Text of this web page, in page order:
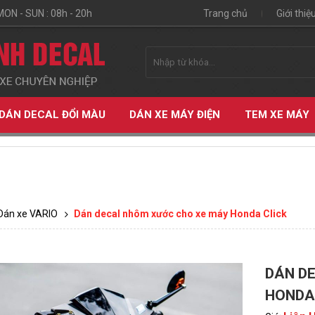
- SUN : 08h - 20h Trang chủ Giới thiệu
DÁN DECAL ĐỔI MÀU DÁN XE MÁY ĐIỆN TEM XE MÁY
xe VARIO Dán decal nhôm xước cho xe máy Honda Click
DÁN